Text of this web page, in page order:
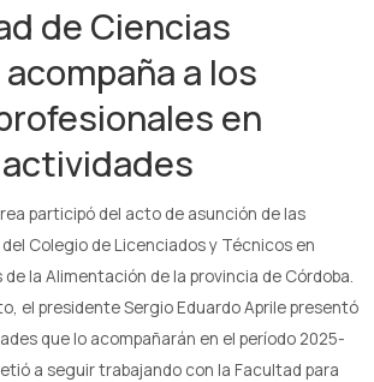
de Ciencias
a los
en
participó del acto de asunción de las
Colegio de Licenciados y Técnicos en
la Alimentación de la provincia de Córdoba.
el presidente Sergio Eduardo Aprile presentó
que lo acompañarán en el período 2025-
a seguir trabajando con la Facultad para